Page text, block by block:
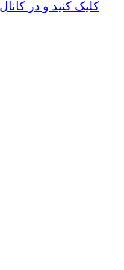
کلیک کنید و در